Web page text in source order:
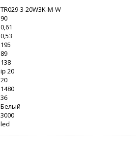
TR029-3-20W3K-M-W
90
0,61
0,53
195
89
138
ip 20
20
1480
36
Белый
3000
led